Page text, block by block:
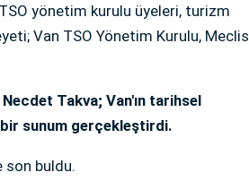
yönetim kurulu üyeleri, turizm
Van TSO Yönetim Kurulu, Meclis
Takva; Van'ın tarihsel
sunum gerçekleştirdi.
son buldu.